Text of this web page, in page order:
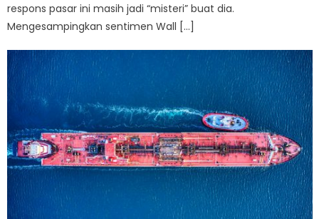
respons pasar ini masih jadi “misteri” buat dia.
Mengesampingkan sentimen Wall […]